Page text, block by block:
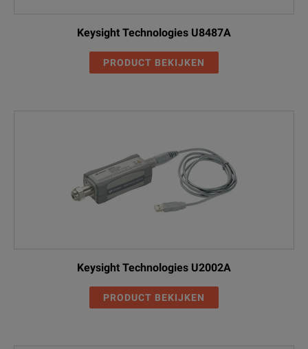
Keysight Technologies U8487A
PRODUCT BEKIJKEN
Keysight Technologies U2002A
PRODUCT BEKIJKEN